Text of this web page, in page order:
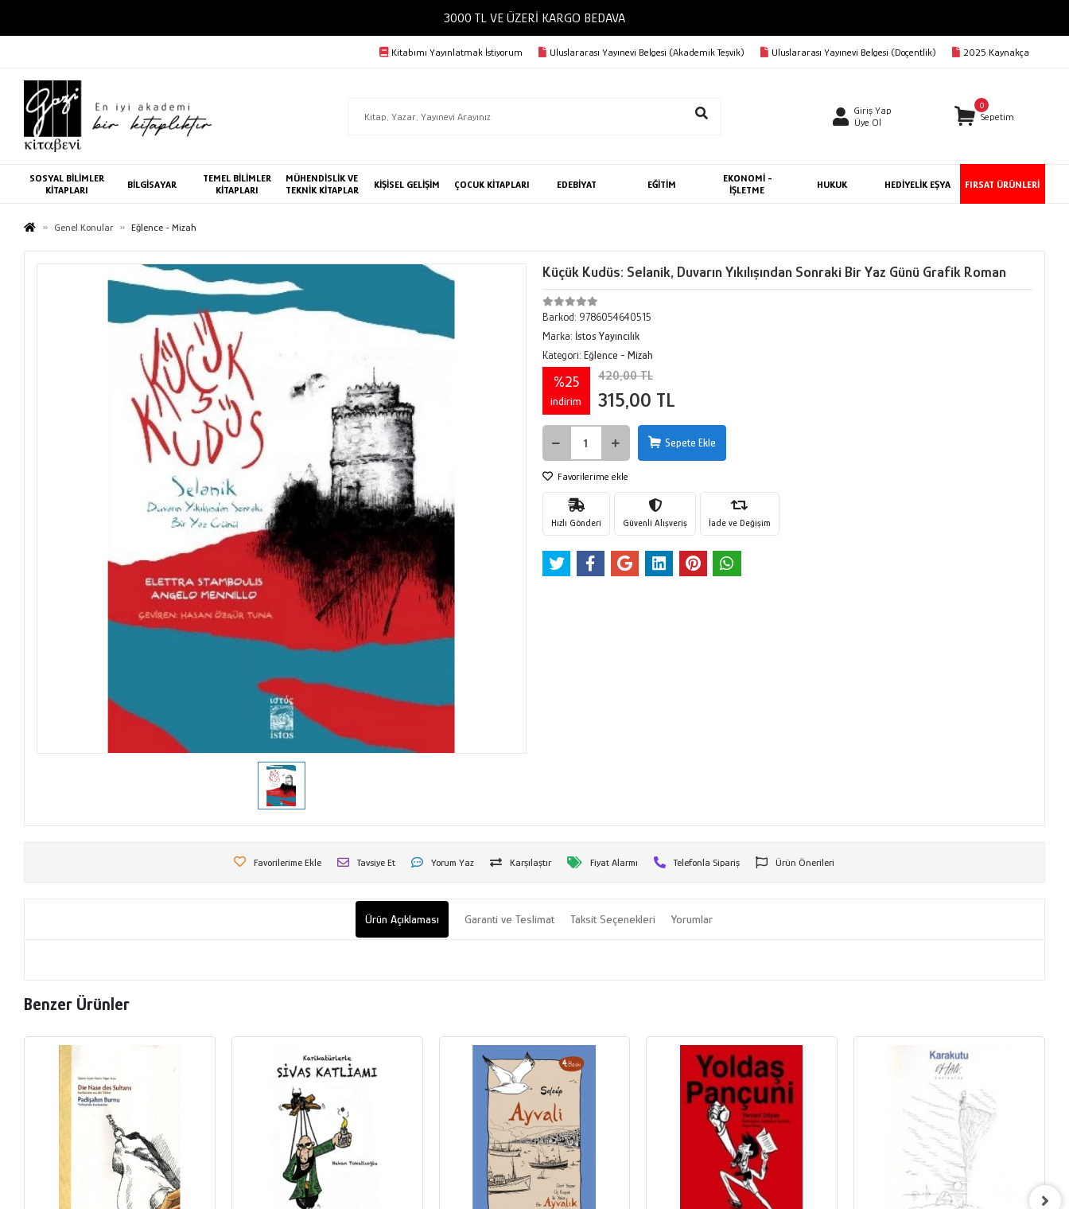
3000 TL VE ÜZERİ KARGO BEDAVA
Kitabımı Yayınlatmak İstiyorum Uluslararası Yayınevi Belgesi (Akademik Teşvik) Uluslararası Yayınevi Belgesi (Doçentlik) 2025 Kaynakça
Giriş Yap
Üye Ol
0
Sepetim
SOSYAL BİLİMLER
KİTAPLARI
BİLGİSAYAR
TEMEL BİLİMLER
KİTAPLARI
MÜHENDİSLİK VE
TEKNİK KİTAPLAR
KİŞİSEL GELİŞİM ÇOCUK KİTAPLARI EDEBİYAT EĞİTİM
EKONOMİ -
İŞLETME
HUKUK HEDİYELİK EŞYA FIRSAT ÜRÜNLERİ
Genel Konular Eğlence - Mizah
Küçük Kudüs: Selanik, Duvarın Yıkılışından Sonraki Bir Yaz Günü Grafik Roman
Barkod: 9786054640515
Marka: İstos Yayıncılık
Kategori: Eğlence - Mizah
%25
indirim
420,00 TL
315,00 TL
Sepete Ekle
Favorilerime ekle
Hızlı Gönderi Güvenli Alışveriş İade ve Değişim
Favorilerime Ekle Tavsiye Et Yorum Yaz Karşılaştır Fiyat Alarmı Telefonla Sipariş Ürün Önerileri
Ürün Açıklaması Garanti ve Teslimat Taksit Seçenekleri Yorumlar
Benzer Ürünler